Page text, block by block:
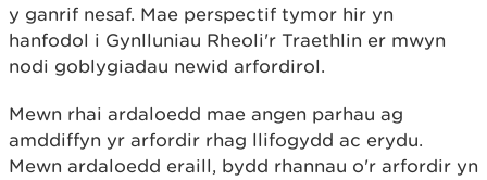
y ganrif nesaf. Mae perspectif tymor hir yn
hanfodol i Gynlluniau Rheoli'r Traethlin er mwyn
nodi goblygiadau newid arfordirol.
Mewn rhai ardaloedd mae angen parhau ag
amddiffyn yr arfordir rhag llifogydd ac erydu.
Mewn ardaloedd eraill, bydd rhannau o'r arfordir yn